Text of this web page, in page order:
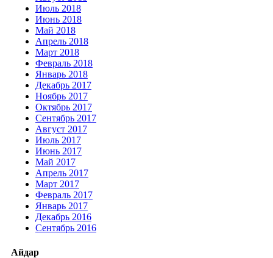
Июль 2018
Июнь 2018
Май 2018
Апрель 2018
Март 2018
Февраль 2018
Январь 2018
Декабрь 2017
Ноябрь 2017
Октябрь 2017
Сентябрь 2017
Август 2017
Июль 2017
Июнь 2017
Май 2017
Апрель 2017
Март 2017
Февраль 2017
Январь 2017
Декабрь 2016
Сентябрь 2016
Айдар